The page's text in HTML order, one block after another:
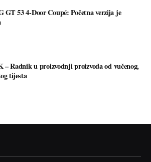
GT 53 4-Door Coupé: Početna verzija je
– Radnik u proizvodnji proizvoda od vučenog,
tijesta